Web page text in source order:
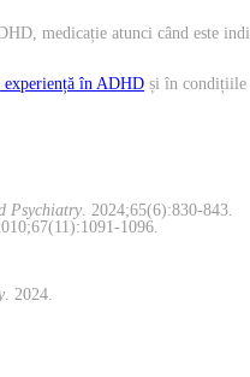
medicație atunci când este
experiență în ADHD și în condițiile
Psychiatry. 2024;65(6):830-843.
1096.
. 2024.